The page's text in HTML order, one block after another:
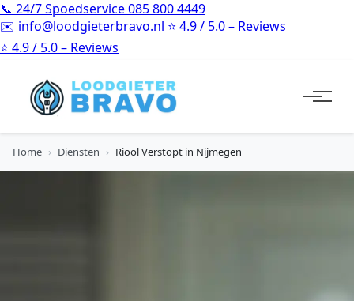
📞 24/7 Spoedservice085 800 4449
✉️ info@loodgieterbravo.nl ⭐ 4.9 / 5.0 – Reviews
⭐ 4.9 / 5.0 – Reviews
Home › Diensten › Riool Verstopt in Nijmegen